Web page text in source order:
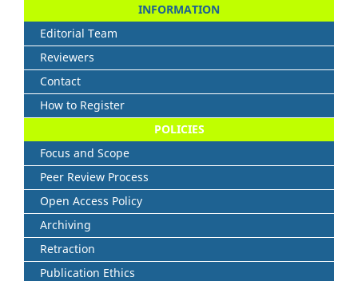
INFORMATION
Editorial Team
Reviewers
Contact
How to Register
POLICIES
Focus and Scope
Peer Review Process
Open Access Policy
Archiving
Retraction
Publication Ethics